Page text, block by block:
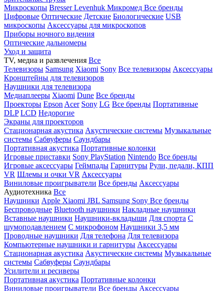
Микроскопы BresserLevenhuk Микромед Все бренды
Цифровые Оптические Детские Биологические USB
микроскопы Аксессуары для микроскопов
Приборы ночного видения
Оптические дальномеры
Уход и защита
TV, медиа и развлечения Все
Телевизоры Samsung Xiaomi Sony Все телевизоры Аксессуары
Кронштейны для телевизоров
Наушники для телевизора
Медиаплееры Xiaomi Dune Все бренды
Проекторы Epson Acer Sony LG Все бренды Портативные
DLP LCD Недорогие
Экраны для проекторов
Стационарная акустика Акустические системы Музыкальные
системы Сабвуферы Саундбары
Портативная акустика Портативные колонки
Игровые приставки Sony PlayStation Nintendo Все бренды
Игровые аксессуары Геймпады Гарнитуры Рули, педали, КПП
VR Шлемы и очки VR Аксессуары
Виниловые проигрыватели Все бренды Аксессуары
Аудиотехника Все
Наушники Apple Xiaomi JBL Samsung Sony Все бренды
Беспроводные Bluetooth наушники Накладные наушники
Вставные наушники Наушники-вкладыши Для спорта С
шумоподавлением С микрофоном Наушники 3,5 мм
Проводные наушники Для телефона Для телевизора
Компьютерные наушники и гарнитуры Аксессуары
Стационарная акустика Акустические системы Музыкальные
системы Сабвуферы Саундбары
Усилители и ресиверы
Портативная акустика Портативные колонки
Виниловые проигрыватели Все бренды Аксессуары